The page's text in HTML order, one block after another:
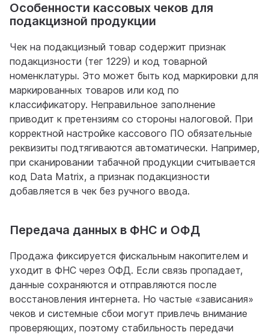
Особенности кассовых чеков для
подакцизной продукции
Чек на подакцизный товар содержит признак
подакцизности (тег 1229) и код товарной
номенклатуры. Это может быть код маркировки для
маркированных товаров или код по
классификатору. Неправильное заполнение
приводит к претензиям со стороны налоговой. При
корректной настройке кассового ПО обязательные
реквизиты подтягиваются автоматически. Например,
при сканировании табачной продукции считывается
код Data Matrix, а признак подакцизности
добавляется в чек без ручного ввода.
Передача данных в ФНС и ОФД
Продажа фиксируется фискальным накопителем и
уходит в ФНС через ОФД. Если связь пропадает,
данные сохраняются и отправляются после
восстановления интернета. Но частые «зависания»
чеков и системные сбои могут привлечь внимание
проверяющих, поэтому стабильность передачи